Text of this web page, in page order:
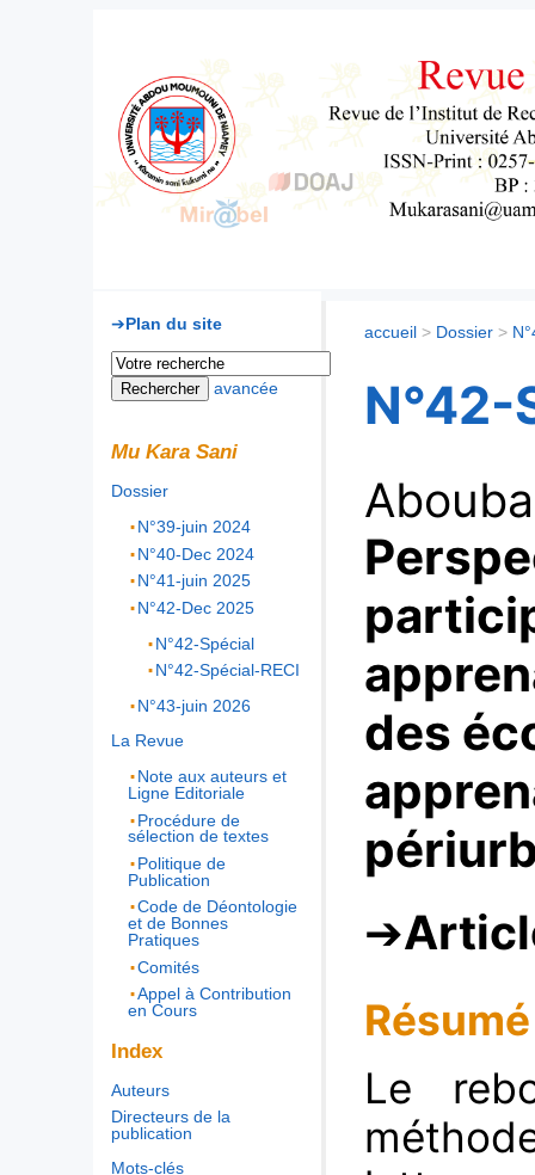
Mu Kara Sani
accueil > Dossier >
N°42-
des
Résumé
Le
Plan du site
avancée
Mu Kara Sani
Dossier
N°39-juin 2024
N°40-Dec 2024
N°41-juin 2025
N°42-Dec 2025
N°42-Spécial
N°42-Spécial-RECI
N°43-juin 2026
La Revue
Note aux auteurs et
Ligne Editoriale
Procédure de
sélection de textes
Politique de
Publication
Code de Déontologie
et de Bonnes
Pratiques
Comités
Appel à Contribution
en Cours
Index
Auteurs
Directeurs de la
publication
Mots-clés